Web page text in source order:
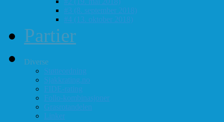
#3 (8. september 2018)
#4 (13. oktober 2018)
Partier
Diverse
Støtteordning
Sjakkrating.no
FIDE-rating
Follo-kombinasjoner
Grasrotandelen
Linker